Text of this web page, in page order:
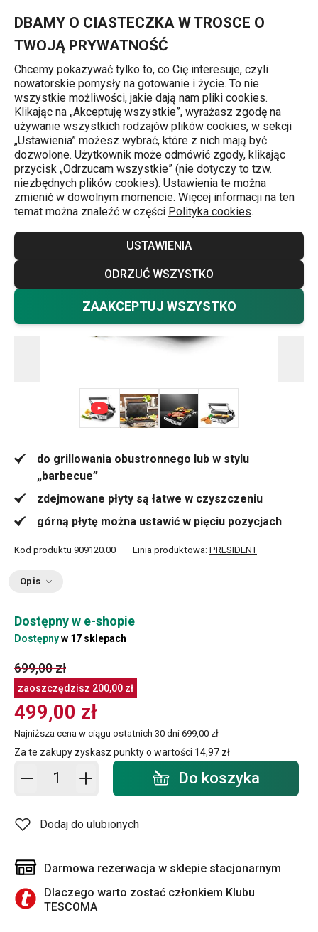
DBAMY O CIASTECZKA W TROSCE O
TWOJĄ PRYWATNOŚĆ
Chcemy pokazywać tylko to, co Cię interesuje, czyli
nowatorskie pomysły na gotowanie i życie. To nie
wszystkie możliwości, jakie dają nam pliki cookies.
Klikając na „Akceptuję wszystkie”, wyrażasz zgodę na
używanie wszystkich rodzajów plików cookies, w sekcji
„Ustawienia” możesz wybrać, które z nich mają być
dozwolone. Użytkownik może odmówić zgody, klikając
przycisk „Odrzucam wszystkie” (nie dotyczy to tzw.
niezbędnych plików cookies). Ustawienia te można
zmienić w dowolnym momencie. Więcej informacji na ten
temat można znaleźć w części Polityka cookies.
USTAWIENIA
ODRZUĆ WSZYSTKO
ZAAKCEPTUJ WSZYSTKO
Grillowanie
Grill kontaktowy PRESIDENT
-28 %
Darmowa dostawa
do grillowania obustronnego lub w stylu
„barbecue”
zdejmowane płyty są łatwe w czyszczeniu
górną płytę można ustawić w pięciu pozycjach
Kod produktu 909120.00 Linia produktowa: PRESIDENT
Opis
Dostępny w e-shopie
Dostępnyw 17 sklepach
699,00 zł
zaoszczędzisz 200,00 zł
499,00 zł
Najniższa cena w ciągu ostatnich 30 dni 699,00 zł
Za te zakupy zyskasz punkty o wartości 14,97 zł
Dodaj do koszyka - ilość Do koszyka
Dodaj do ulubionych
Darmowa rezerwacja w sklepie stacjonarnym
Dlaczego warto zostać członkiem Klubu
TESCOMA